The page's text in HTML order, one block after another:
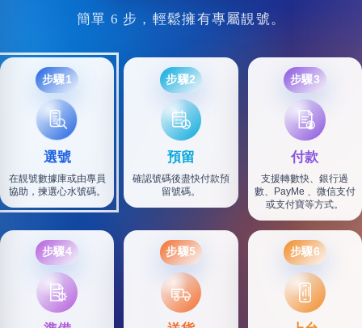
簡單 6 步，輕鬆擁有專屬靚號。
步驟1
選號
在靚號數據庫或由專員
協助，揀選心水號碼。
步驟2
預留
確認號碼後盡快付款預
留號碼。
步驟3
付款
支援轉數快、銀行過
數、PayMe 、微信支付
或支付寶等方式。
步驟4 步驟5
SF
步驟6